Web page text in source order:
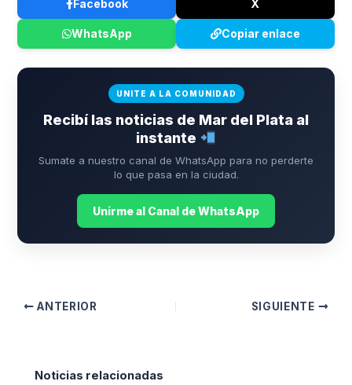
Facebook X
WhatsApp Copiar enlace
UNITE A LA COMUNIDAD
Recibí las noticias de Mar del Plata al
instante
Sumate a nuestro canal de WhatsApp para no perderte
lo que pasa en la ciudad.
Unirme al Canal de WhatsApp
ANTERIOR SIGUIENTE
Noticias relacionadas